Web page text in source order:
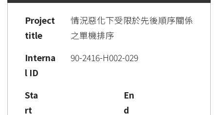
Project
title
情況惡化下受限於先後順序關係
之單機排序
Interna
l ID
90-2416-H002-029
Sta
rt
En
d